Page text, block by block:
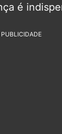
é
PUBLICIDADE